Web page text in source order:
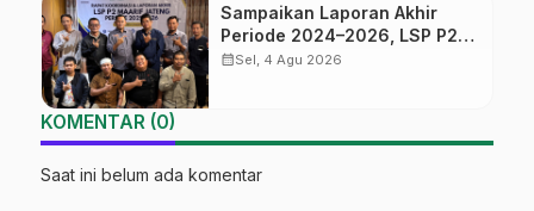
Sampaikan Laporan Akhir
Periode 2024–2026, LSP P2
Ma’arif NU Jateng Mantapkan
calendar_monthSel, 4 Agu 2026
KOMENTAR (0)
Saat ini belum ada komentar